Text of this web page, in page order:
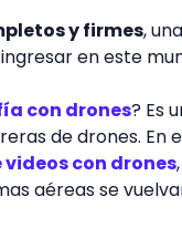
y firmes, una
en este
con drones? Es
de drones. En
con drones
aéreas se